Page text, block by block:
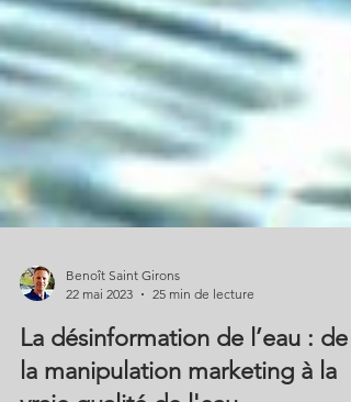
Benoît Saint Girons
22 mai 2023
25 min de lecture